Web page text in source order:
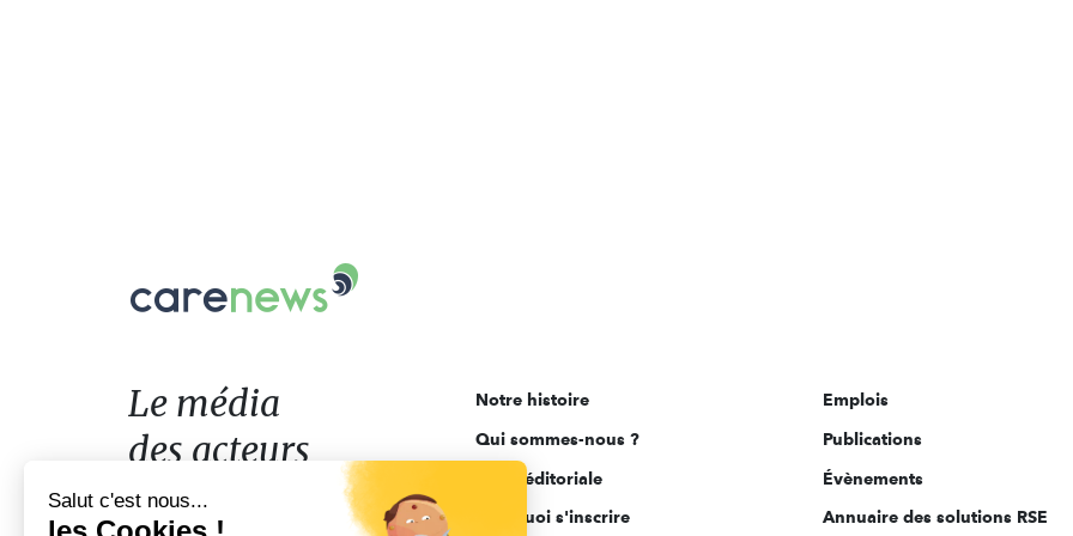
Le
acteurs
de
l'engagement
Le média
des acteurs
de l'engagement
Notre histoire
Qui sommes-nous ?
Ligne éditoriale
Pourquoi s'inscrire
Emplois
Publications
Évènements
Annuaire des solutions RSE
Salut c'est nous...